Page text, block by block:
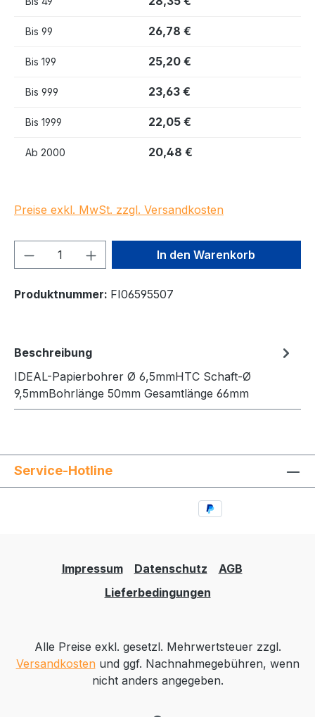
Bis 99 26,78 €
Bis 199 25,20 €
Bis 999 23,63 €
Bis 1999 22,05 €
Ab 2000 20,48 €
Preise exkl. MwSt. zzgl. Versandkosten
Produkt Anzahl: Gib denIn den Warenkorb
Produktnummer: FI06595507
Beschreibung
IDEAL-Papierbohrer Ø 6,5mmHTC Schaft-Ø
9,5mmBohrlänge 50mm Gesamtlänge 66mm
Service-Hotline
Impressum Datenschutz
AGB
Lieferbedingungen
Alle Preise exkl. gesetzl. Mehrwertsteuer zzgl.
Versandkosten und ggf. Nachnahmegebühren, wenn
nicht anders angegeben.